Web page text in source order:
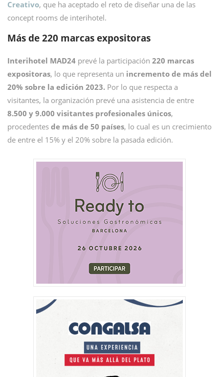
Creativo, que ha aceptado el reto de diseñar una de las
concept rooms de interihotel.
Más de 220 marcas expositoras
Interihotel MAD24 prevé la participación 220 marcas
expositoras, lo que representa un incremento de más del
20% sobre la edición 2023. Por lo que respecta a
visitantes, la organización prevé una asistencia de entre
8.500 y 9.000 visitantes profesionales únicos,
procedentes de más de 50 países, lo cual es un crecimiento
de entre el 15% y el 20% sobre la pasada edición.